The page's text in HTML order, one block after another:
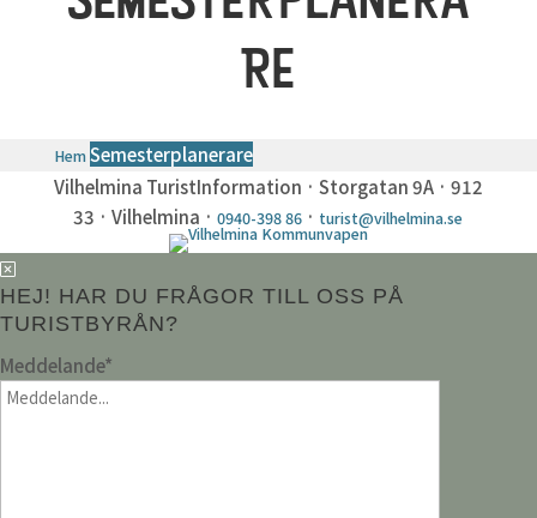
RE
HemSemesterplanerare
Vilhelmina TuristInformation · Storgatan 9A · 912
33 · Vilhelmina ·0940-398 86 · turist@vilhelmina.se
HEJ! HAR DU FRÅGOR TILL OSS PÅ
TURISTBYRÅN?
Meddelande*